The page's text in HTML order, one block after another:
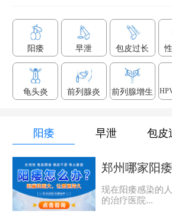
阳痿 早泄 包皮过长
龟头炎 前列腺炎 前列腺增生
阳痿 早泄 包皮
郑州哪家阳
现在阳痿感染的
的治疗医院...